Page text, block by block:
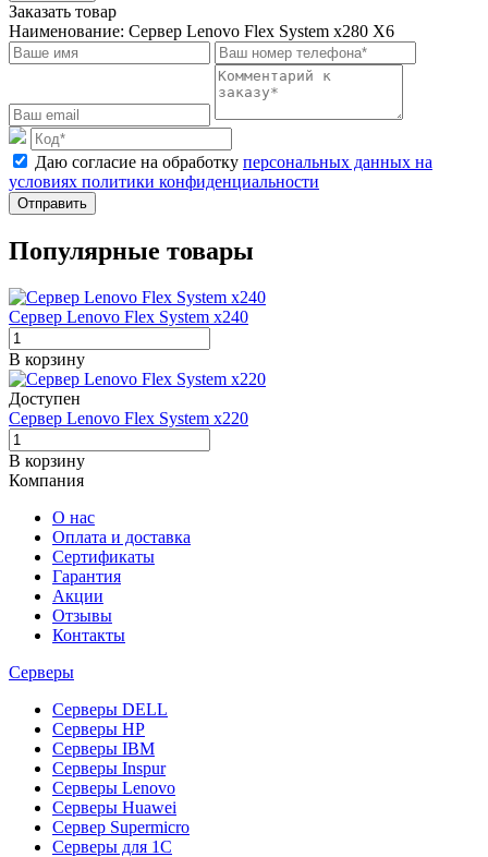
Заказать товар
Наименование: Сервер Lenovo Flex System x280 X6
Даю согласие на обработку персональных данных на
условиях политики конфиденциальности
Отправить
Популярные товары
Сервер Lenovo Flex System x240
В корзину
Доступен
Сервер Lenovo Flex System x220
В корзину
Компания
О нас
Оплата и доставка
Сертификаты
Гарантия
Акции
Отзывы
Контакты
Серверы
Серверы DELL
Серверы HP
Серверы IBM
Серверы Inspur
Серверы Lenovo
Серверы Huawei
Сервер Supermicro
Серверы для 1C